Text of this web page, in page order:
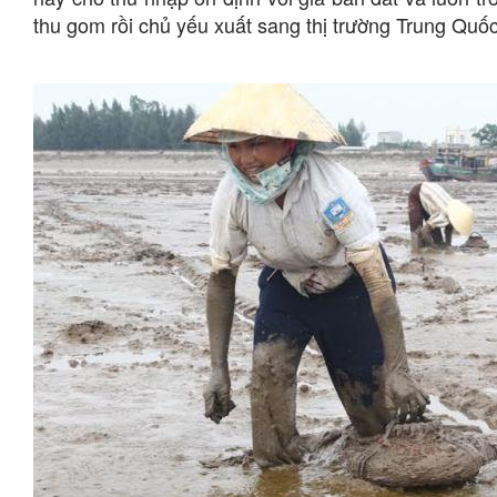
thu gom rồi chủ yếu xuất sang thị trường Trung